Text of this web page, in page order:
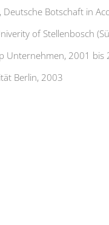
Botschaft in
of Stellenbosch
Unternehmen, 2001 bis
Berlin, 2003